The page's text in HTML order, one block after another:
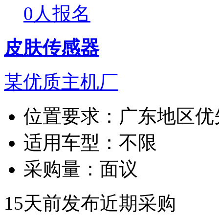
0人报名
皮肤传感器
某优质主机厂
位置要求： 广东地区优
适用车型： 不限
采购量： 面议
15天前发布近期采购